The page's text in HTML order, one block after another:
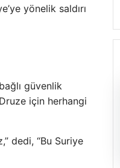
yönelik saldırı
güvenlik
Druze için herhangi
dedi, “Bu Suriye